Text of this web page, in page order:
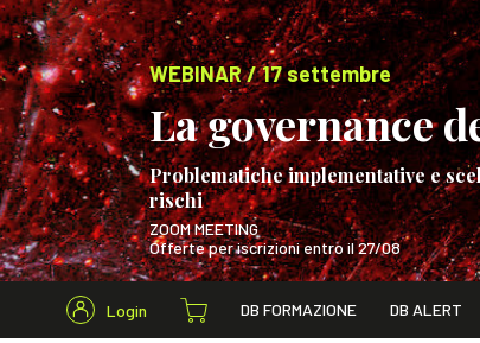
WEBINAR / 17 settembre
La governance
Problematiche implementative e
rischi
ZOOM MEETING
Offerte per iscrizioni entro il 27/08
Login DB FORMAZIONE DB ALERT